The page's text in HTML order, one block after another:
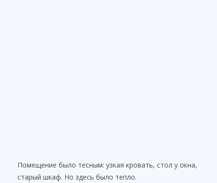
Помещение было тесным: узкая кровать, стол у окна,
старый шкаф. Но здесь было тепло.